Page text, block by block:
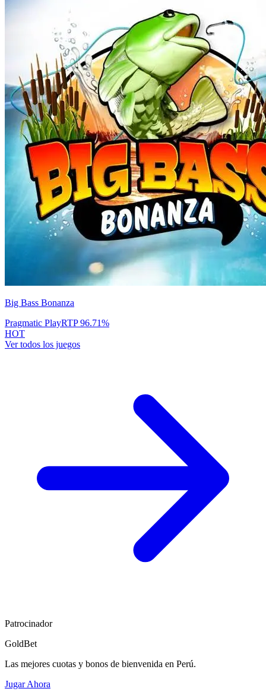
Big Bass Bonanza
Pragmatic PlayRTP96.71%
HOT
Ver todos los juegos
Patrocinador
GoldBet
Las mejores cuotas y bonos de bienvenida en Perú.
Jugar Ahora